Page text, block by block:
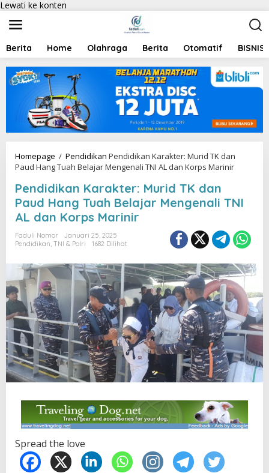
Lewati ke konten
Berita Home Olahraga Berita Otomatif BISNIS
Homepage / Pendidikan Pendidikan Karakter: Murid TK dan
Paud Hang Tuah Belajar Mengenali TNI AL dan Korps Marinir
Pendidikan Karakter: Murid TK dan
Paud Hang Tuah Belajar Mengenali TNI
AL dan Korps Marinir
Faduli Nomor
Januari 25, 2025
Pendidikan, TNI & Polri 1682 Dilihat
Spread the love